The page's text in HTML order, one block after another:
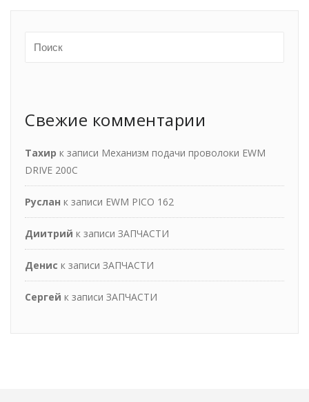
Свежие комментарии
Тахир к записи Механизм подачи проволоки EWM
DRIVE 200С
Руслан к записи EWM PICO 162
Диитрий к записи ЗАПЧАСТИ
Денис к записи ЗАПЧАСТИ
Сергей к записи ЗАПЧАСТИ